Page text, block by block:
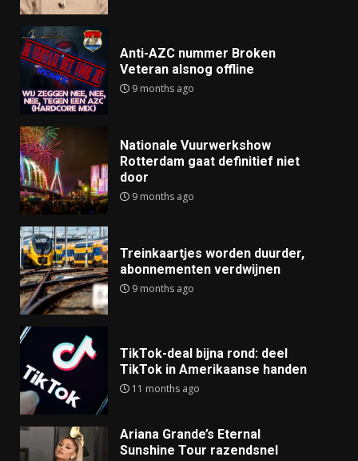
Anti-AZC nummer Broken
Veteran alsnog offline
9 months ago
Nationale Vuurwerkshow
Rotterdam gaat definitief niet
door
9 months ago
Treinkaartjes worden duurder,
abonnementen verdwijnen
9 months ago
TikTok-deal bijna rond: deel
TikTok in Amerikaanse handen
11 months ago
Ariana Grande’s Eternal
Sunshine Tour razendsnel